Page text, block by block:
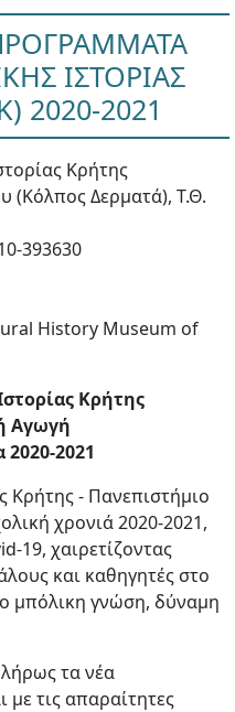
ΙΣΤΟΡΙΑΣ
2020-2021
Κρήτης
(Κόλπος Δερματά), Τ.Θ.
393630
History Museum of
Κρήτης
Αγωγή
2021
Κρήτης - Πανεπιστήμιο
χρονιά 2020-2021,
19, χαιρετίζοντας
και καθηγητές στο
μπόλικη γνώση, δύναμη
τα νέα
τις απαραίτητες